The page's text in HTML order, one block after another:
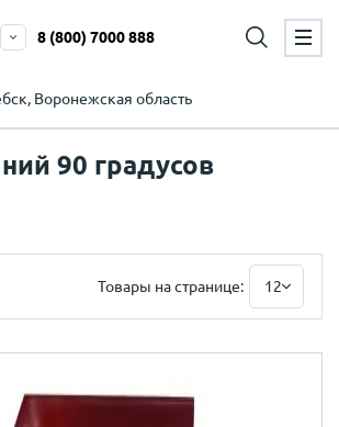
Воронежская область
8 (800) 7000 888
90 градусов
Товары на странице: 12